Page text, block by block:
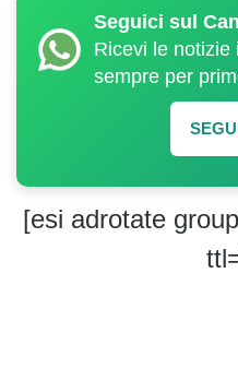
Seguici sul
Ricevi le notizie
sempre per
[esi adrotate